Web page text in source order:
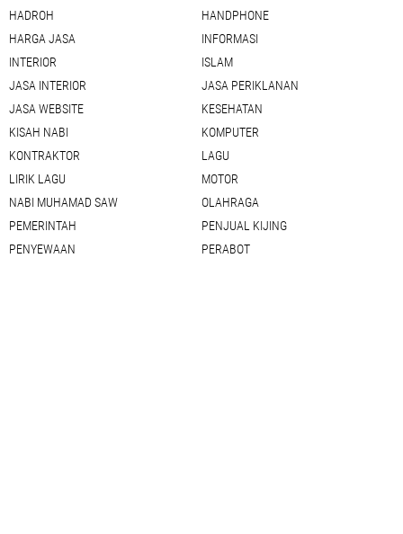
HADROH
HANDPHONE
HARGA JASA
INFORMASI
INTERIOR
ISLAM
JASA INTERIOR
JASA PERIKLANAN
JASA WEBSITE
KESEHATAN
KISAH NABI
KOMPUTER
KONTRAKTOR
LAGU
LIRIK LAGU
MOTOR
NABI MUHAMAD SAW
OLAHRAGA
PEMERINTAH
PENJUAL KIJING
PENYEWAAN
PERABOT